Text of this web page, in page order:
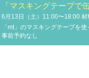
「マスキングテープで
6月13日（土）11:00〜18:00
「mt」のマスキングテープを
事前予約なし